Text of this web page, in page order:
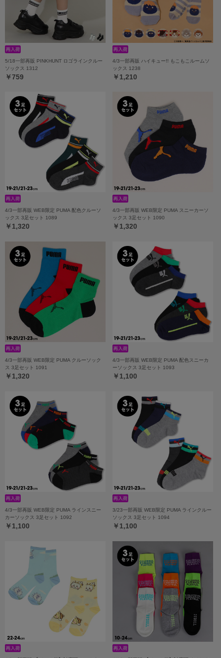
5/18一部再販 PINKHUNT ロゴラインクルー
ソックス 1312
￥759
4/3一部再販 ハイキュー!! もこもこルームソ
ックス 1238
￥1,210
4/3一部再販 WEB限定 PUMA 配色クルーソ
ックス 3足セット 1089
￥1,320
4/3一部再販 WEB限定 PUMA スニーカーソ
ックス 3足セット 1090
￥1,320
4/3一部再販 WEB限定 PUMA クルーソック
ス 3足セット 1091
￥1,320
4/3一部再販 WEB限定 PUMA 配色スニーカ
ーソックス 3足セット 1093
￥1,100
4/3一部再販 WEB限定 PUMA ラインスニー
カーソックス 3足セット 1092
￥1,100
3/23一部再販 WEB限定 PUMA ラインクルー
ソックス 3足セット 1094
￥1,100